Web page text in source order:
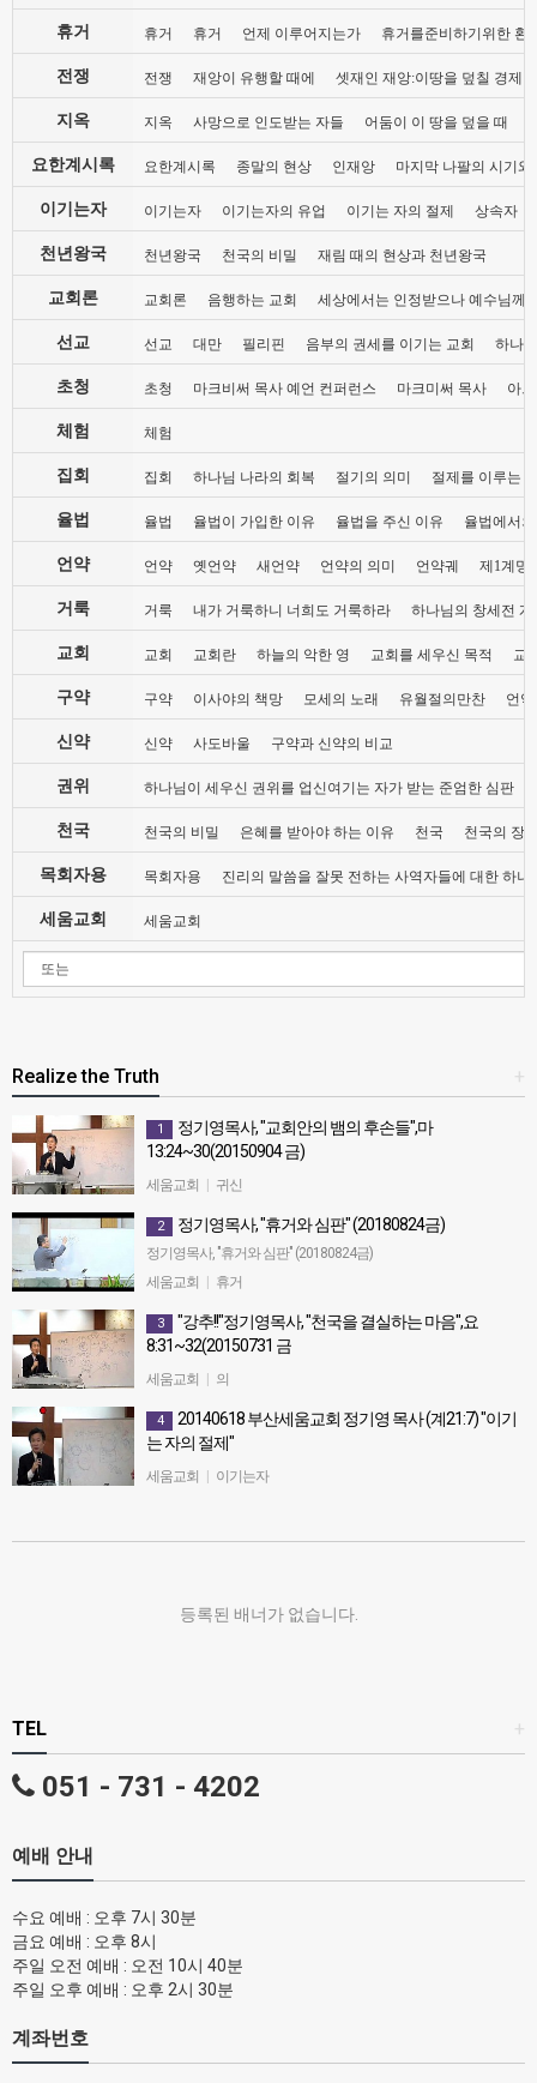
휴거 휴거 휴거 언제 이루어지는가 휴거를준비하기위한 환
전쟁 전쟁 재앙이 유행할 때에 셋재인 재앙:이땅을 덮칠 경제
지옥 지옥 사망으로 인도받는 자들 어둠이 이 땅을 덮을 때
요한계시록 요한계시록 종말의 현상 인재앙 마지막 나팔의 시기와
이기는자 이기는자 이기는자의 유업 이기는 자의 절제 상속자
천년왕국 천년왕국 천국의 비밀 재림 때의 현상과 천년왕국
교회론 교회론 음행하는 교회 세상에서는 인정받으나 예수님께
선교 선교 대만 필리핀 음부의 권세를 이기는 교회 하나
초청 초청 마크비써 목사 예언 컨퍼런스 마크미써 목사 아
체험 체험
집회 집회 하나님 나라의 회복 절기의 의미 절제를 이루는
율법 율법 율법이 가입한 이유 율법을 주신 이유 율법에서
언약 언약 옛언약 새언약 언약의 의미 언약궤 제1계명
거룩 거룩 내가 거룩하니 너희도 거룩하라 하나님의 창세전 계
교회 교회 교회란 하늘의 악한 영 교회를 세우신 목적 교
구약 구약 이사야의 책망 모세의 노래 유월절의만찬 언
신약 신약 사도바울 구약과 신약의 비교
권위 하나님이 세우신 권위를 업신여기는 자가 받는 준엄한 심판
천국 천국의 비밀 은혜를 받아야 하는 이유 천국 천국의 장
목회자용 목회자용 진리의 말씀을 잘못 전하는 사역자들에 대한 하나
세움교회 세움교회
+
Realize the Truth
1
정기영목사, "교회안의 뱀의 후손들",마
13:24~30(20150904 금)
정기영목사, "교회안의 뱀의 후손들",마13:24~30(20150904 금)
세움교회 귀신
2 정기영목사, "휴거와 심판" (20180824금)
정기영목사, "휴거와 심판" (20180824금)
세움교회
휴거
3
"강추!!"정기영목사, "천국을 결실하는 마음",요
8:31~32(20150731 금
"강추!!"정기영목사, "천국을 결실하는 마음",요8:31~32(20150731
세움교회 의
4
20140618 부산세움교회 정기영 목사 (계21:7) "이기
는 자의 절제"
20140618 부산세움교회 정기영 목사 (계21:7) "이기는 자의 절제"
세움교회 이기는자
등록된 배너가 없습니다.
+
TEL
051 - 731 - 4202
예배 안내
수요 예배 : 오후 7시 30분
금요 예배 : 오후 8시
주일 오전 예배 : 오전 10시 40분
주일 오후 예배 : 오후 2시 30분
계좌번호